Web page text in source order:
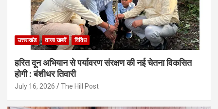
उत्तराखंड ताजा खबरें विविध
हरित दून अभियान से पर्यावरण संरक्षण की नई चेतना विकसित
होगी : बंशीधर तिवारी
July 16, 2026 The Hill Post